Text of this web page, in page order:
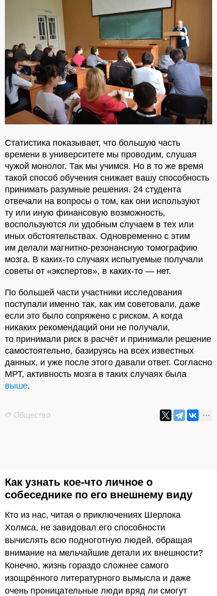
Статистика показывает, что большую часть
времени в университете мы проводим, слушая
чужой монолог. Так мы учимся. Но в то же время
такой способ обучения снижает вашу способность
принимать разумные решения. 24 студента
отвечали на вопросы о том, как они используют
ту или иную финансовую возможность,
воспользуются ли удобным случаем в тех или
иных обстоятельствах. Одновременно с этим
им делали магнитно-резонансную томографию
мозга. В каких-то случаях испытуемые получали
советы от «экспертов», в каких-то — нет.
По большей части участники исследования
поступали именно так, как им советовали, даже
если это было сопряжено с риском. А когда
никаких рекомендаций они не получали,
то принимали риск в расчёт и принимали решение
самостоятельно, базируясь на всех известных
данных, и уже после этого давали ответ. Согласно
МРТ, активность мозга в таких случаях была
выше.
Общество
Как узнать кое-что личное о
собеседнике по его внешнему виду
Кто из нас, читая о приключениях Шерлока
Холмса, не завидовал его способности
вычислять всю подноготную людей, обращая
внимание на мельчайшие детали их внешности?
Конечно, жизнь гораздо сложнее самого
изощрённого литературного вымысла и даже
очень проницательные люди вряд ли смогут